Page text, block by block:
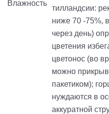
тилландсии:
ниже 70 -75%,
через день)
цветения
цветонос (во
можно
пакетиком);
нуждаются в
аккуратной